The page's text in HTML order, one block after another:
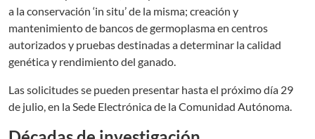
a la conservación ‘in situ’ de la misma; creación y
mantenimiento de bancos de germoplasma en centros
autorizados y pruebas destinadas a determinar la calidad
genética y rendimiento del ganado.
Las solicitudes se pueden presentar hasta el próximo día 29
de julio, en la Sede Electrónica de la Comunidad Autónoma.